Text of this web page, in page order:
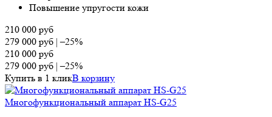
Повышение упругости кожи
210 000 руб
279 000 руб |–25%
210 000 руб
279 000 руб |–25%
Купить в 1 кликВ корзину
Многофункциональный аппарат HS-G25